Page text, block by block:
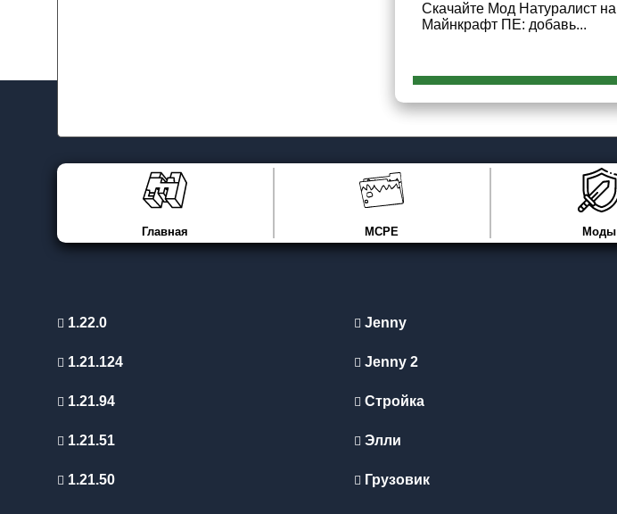
Скачайте Мод Натуралист на
Майнкрафт ПЕ: добавь...
Главная MCPE Моды
1.22.0
1.21.124
1.21.94
1.21.51
1.21.50
Jenny
Jenny 2
Стройка
Элли
Грузовик